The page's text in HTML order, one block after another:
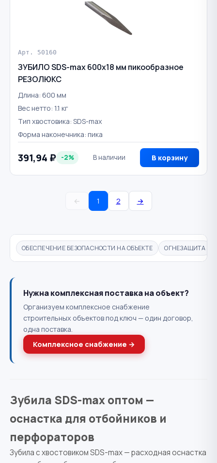
Арт. 50160
ЗУБИЛО SDS-max 600х18 мм пикообразное
РЕЗОЛЮКС
Длина: 600 мм
Вес нетто: 1.1 кг
Тип хвостовика: SDS-max
Форма наконечника: пика
391,94 ₽ -2% В наличии В корзину
← 1 2 →
ОБЕСПЕЧЕНИЕ БЕЗОПАСНОСТИ НА ОБЪЕКТЕ ОГНЕЗАЩИТА
Нужна комплексная поставка на объект?
Организуем комплексное снабжение
строительных объектов под ключ — один договор,
одна поставка.
Комплексное снабжение →
Зубила SDS-max оптом —
оснастка для отбойников и
перфораторов
Зубила с хвостовиком SDS-max — расходная оснастка